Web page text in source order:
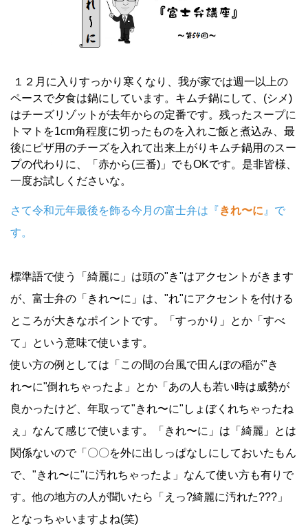
１２ 月に入りすっかり寒くなり、我が家では週一以上の
ペースで夕食は鍋にしています。キムチ鍋にして、(シメ)
はチーズリゾットが去年からの定番です。残ったスープに
トマトを1cm角程度に切ったものを入れご飯と煮込み、最
後にピザ用のチーズを入れて出来上がりキムチ鍋用のスー
プの代わりに、「赤から(三番)」でもOKです。是非皆様、
一度お試しくださいな。
さて令和元年最後を飾る今月の富士弁は『きれ〜に 』で
す。
標準語で使う「綺麗に」は頭の"き"はアクセントがきます
が、富士弁の「きれ〜に」は、"れ"にアクセントを付ける
ところが大きなポイントです。「すっかり」とか「すべ
て」という意味で使います。
使い方の例としては「この間の台風で田んぼの稲が"き
れ〜に"倒れちゃったよ」とか「あの人も若い時は威勢が
良かったけど、年取って"きれ〜に"しょぼくれちゃったね
ぇ」なんて感じで使います。「きれ〜に」は「綺麗」とは
関係ないので「〇〇を外に出しっぱなしにしておいたもん
で、"きれ〜に"に汚れちゃったよ」なんて使い方も有りで
す。他の地方の人が聞いたら「えっ?綺麗に汚れた???」
となっちゃいますよね(笑)